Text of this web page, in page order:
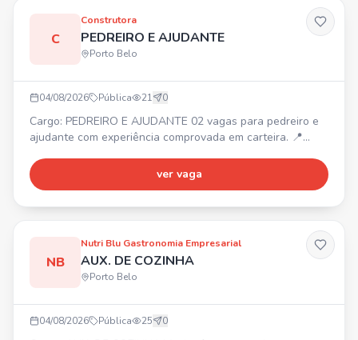
C
Construtora
PEDREIRO E AJUDANTE
Porto Belo
04/08/2026 Pública 21 0
Cargo: PEDREIRO E AJUDANTE 02 vagas para pedreiro e
ajudante com experiência comprovada em carteira. 📍
imediata com carteira assinada. Interessados, entrar em
contato via WhatsApp.
ver vaga
NB
Nutri Blu Gastronomia Empresarial
AUX. DE COZINHA
Porto Belo
04/08/2026 Pública 25 0